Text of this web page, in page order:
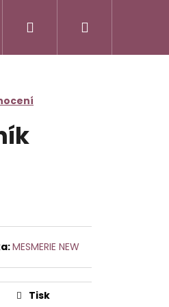
Přihlášení
MESMERIE NEW
Tisk
Následující